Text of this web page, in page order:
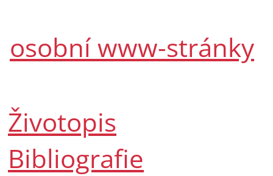
osobní www-stránky
Životopis
Bibliografie